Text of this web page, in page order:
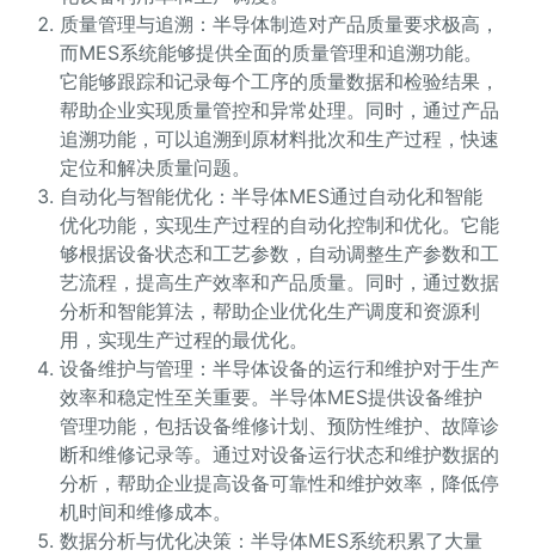
质量管理与追溯：半导体制造对产品质量要求极高，
而MES系统能够提供全面的质量管理和追溯功能。
它能够跟踪和记录每个工序的质量数据和检验结果，
帮助企业实现质量管控和异常处理。同时，通过产品
追溯功能，可以追溯到原材料批次和生产过程，快速
定位和解决质量问题。
自动化与智能优化：半导体MES通过自动化和智能
优化功能，实现生产过程的自动化控制和优化。它能
够根据设备状态和工艺参数，自动调整生产参数和工
艺流程，提高生产效率和产品质量。同时，通过数据
分析和智能算法，帮助企业优化生产调度和资源利
用，实现生产过程的最优化。
设备维护与管理：半导体设备的运行和维护对于生产
效率和稳定性至关重要。半导体MES提供设备维护
管理功能，包括设备维修计划、预防性维护、故障诊
断和维修记录等。通过对设备运行状态和维护数据的
分析，帮助企业提高设备可靠性和维护效率，降低停
机时间和维修成本。
数据分析与优化决策：半导体MES系统积累了大量